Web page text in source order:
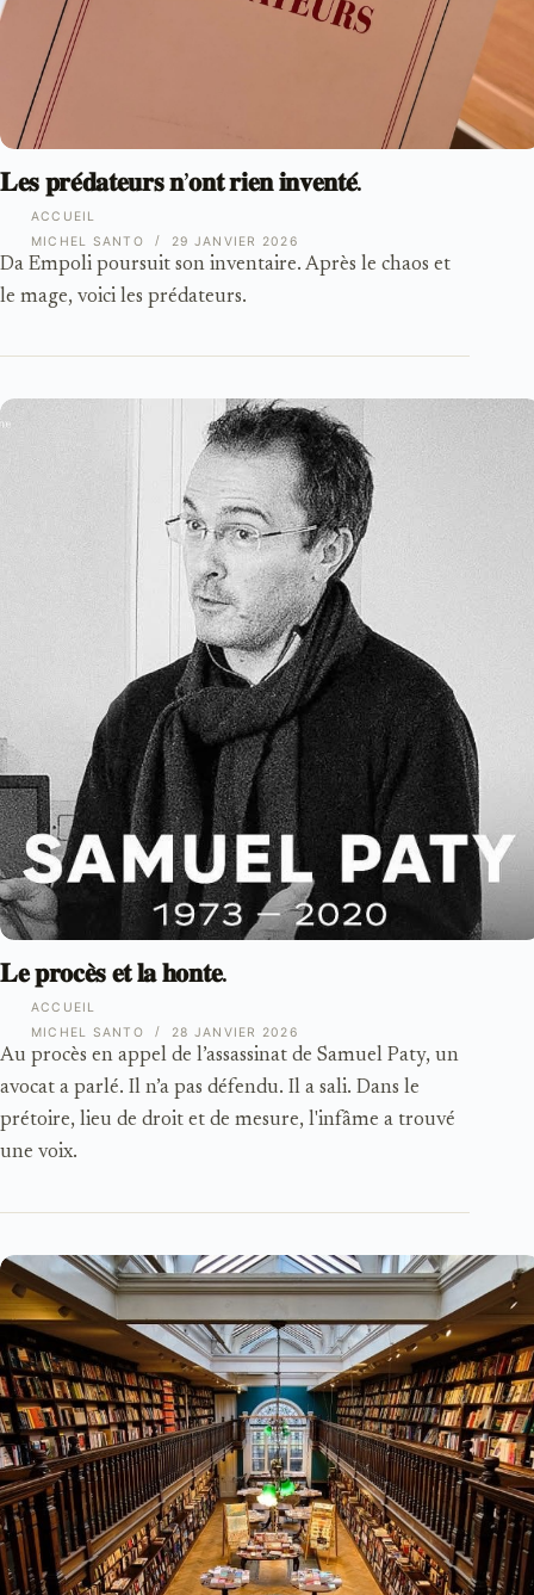
ACCUEIL
𝐋𝐞𝐬 𝐩𝐫𝐞́𝐝𝐚𝐭𝐞𝐮𝐫𝐬 𝐧’𝐨𝐧𝐭 𝐫𝐢𝐞𝐧 𝐢𝐧𝐯𝐞𝐧𝐭𝐞́.
Da Empoli poursuit son inventaire. Après le chaos et
le mage, voici les prédateurs.
MICHEL SANTO 29 JANVIER 2026
ACCUEIL
𝐋𝐞 𝐩𝐫𝐨𝐜𝐞̀𝐬 𝐞𝐭 𝐥𝐚 𝐡𝐨𝐧𝐭𝐞.
Au procès en appel de l’assassinat de Samuel Paty, un
avocat a parlé. Il n’a pas défendu. Il a sali. Dans le
prétoire, lieu de droit et de mesure, l'infâme a trouvé
une voix.
MICHEL SANTO 28 JANVIER 2026